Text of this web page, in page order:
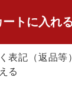
表記（返品等）
る